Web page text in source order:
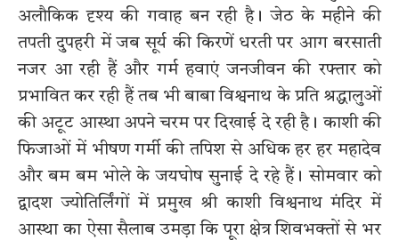
अलौकिक दृश्य की गवाह बन रही है। जेठ के महीने की
तपती दुपहरी में जब सूर्य की किरणें धरती पर आग बरसाती
नजर आ रही हैं और गर्म हवाएं जनजीवन की रफ्तार को
प्रभावित कर रही हैं तब भी बाबा विश्वनाथ के प्रति श्रद्धालुओं
की अटूट आस्था अपने चरम पर दिखाई दे रही है। काशी की
फिजाओं में भीषण गर्मी की तपिश से अधिक हर हर महादेव
और बम बम भोले के जयघोष सुनाई दे रहे हैं। सोमवार को
द्वादश ज्योतिर्लिंगों में प्रमुख श्री काशी विश्वनाथ मंदिर में
आस्था का ऐसा सैलाब उमड़ा कि पूरा क्षेत्र शिवभक्तों से भर